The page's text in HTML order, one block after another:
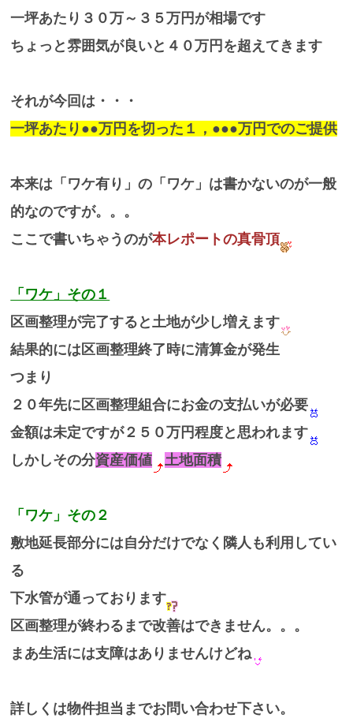
一坪あたり３０万～３５万円が相場です
ちょっと雰囲気が良いと４０万円を超えてきます
それが今回は・・・
一坪あたり●●万円を切った１，●●●万円でのご提供
本来は「ワケ有り」の「ワケ」は書かないのが一般
的なのですが。。。
ここで書いちゃうのが本レポートの真骨頂
「ワケ」その１
区画整理が完了すると土地が少し増えます
結果的には区画整理終了時に清算金が発生
つまり
２０年先に区画整理組合にお金の支払いが必要
金額は未定ですが２５０万円程度と思われます
しかしその分資産価値 土地面積
「ワケ」その２
敷地延長部分には自分だけでなく隣人も利用してい
る
下水管が通っております
区画整理が終わるまで改善はできません。。。
まあ生活には支障はありませんけどね
詳しくは物件担当までお問い合わせ下さい。